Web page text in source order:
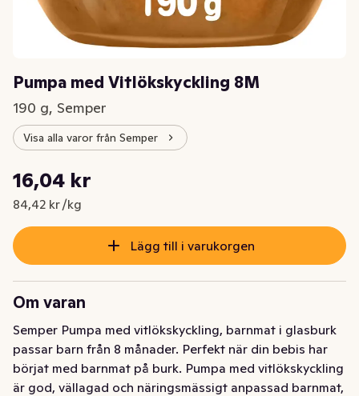
Pumpa med Vitlökskyckling 8M
190 g, Semper
Visa alla varor från Semper
Nuvarande pris är: 16,04 kr
16,04 kr
84,42 kr /kg
Styckpris: 84,42 kr /kg
Lägg till i varukorgen
Om varan
Semper Pumpa med vitlökskyckling, barnmat i glasburk
passar barn från 8 månader. Perfekt när din bebis har
börjat med barnmat på burk. Pumpa med vitlökskyckling
är god, vällagad och näringsmässigt anpassad barnmat,